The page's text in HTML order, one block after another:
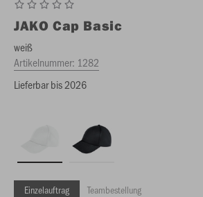
JAKO Cap Basic
weiß
Artikelnummer: 1282
Lieferbar bis 2026
Einzelauftrag Teambestellung